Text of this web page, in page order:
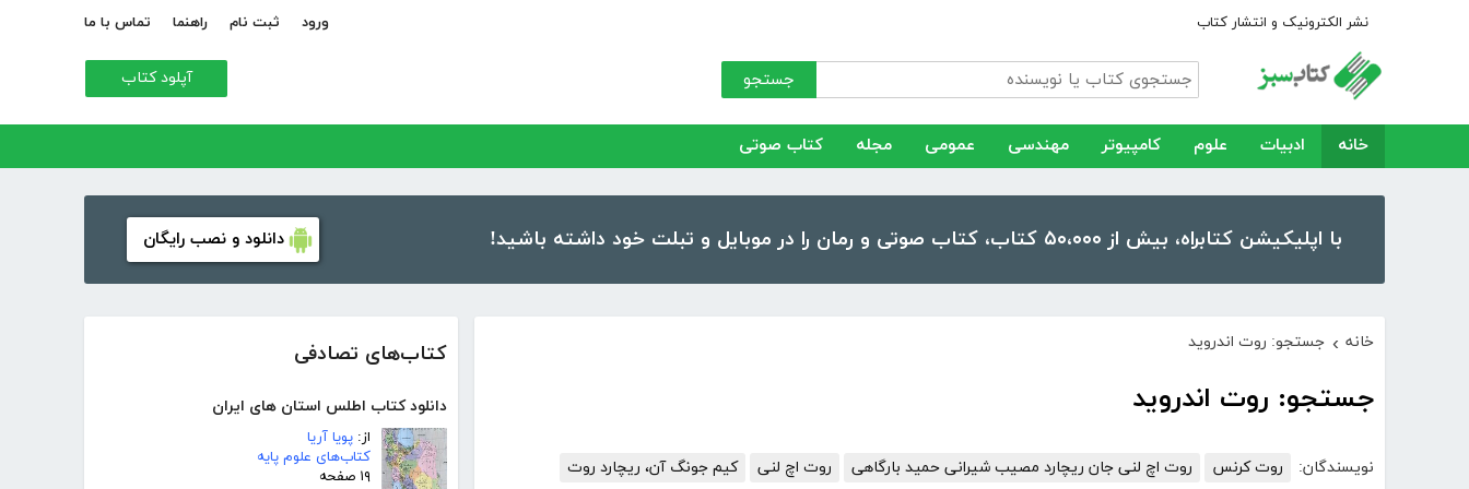
نشر الکترونیک و انتشار کتاب ورود ثبت نام راهنما تماس با ما
جستجو آپلود کتاب
خانه ادبیات علوم کامپیوتر مهندسی عمومی مجله کتاب صوتی
با اپلیکیشن کتابراه، بیش از ۵۰،۰۰۰ کتاب، کتاب صوتی و رمان را در موبایل و تبلت خود داشته باشید! دانلود و نصب رایگان
کتاب‌های تصادفی
دانلود کتاب اطلس استان های ایران
از: پویا آریا
کتاب‌های علوم پایه
۱۹ صفحه
خانه › جستجو: روت اندروید
جستجو: روت اندروید
نویسندگان: روت کرنس روت اچ لنی جان ریچارد مصیب شیرانی حمید بارگاهی روت اچ لنی کیم جونگ آن، ریچارد روت